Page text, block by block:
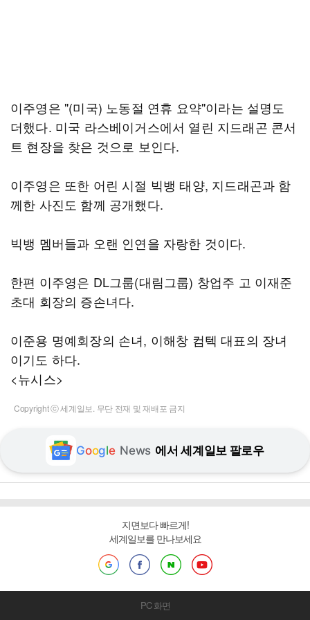
이주영은 "(미국) 노동절 연휴 요약"이라는 설명도
더했다. 미국 라스베이거스에서 열린 지드래곤 콘서
트 현장을 찾은 것으로 보인다.
이주영은 또한 어린 시절 빅뱅 태양, 지드래곤과 함
께한 사진도 함께 공개했다.
빅뱅 멤버들과 오랜 인연을 자랑한 것이다.
한편 이주영은 DL그룹(대림그룹) 창업주 고 이재준
초대 회장의 증손녀다.
이준용 명예회장의 손녀, 이해창 컴텍 대표의 장녀
이기도 하다.
<뉴시스>
Copyright ⓒ 세계일보. 무단 전재 및 재배포 금지
Google News 에서 세계일보 팔로우
지면보다 빠르게!
세계일보를 만나보세요
PC 화면